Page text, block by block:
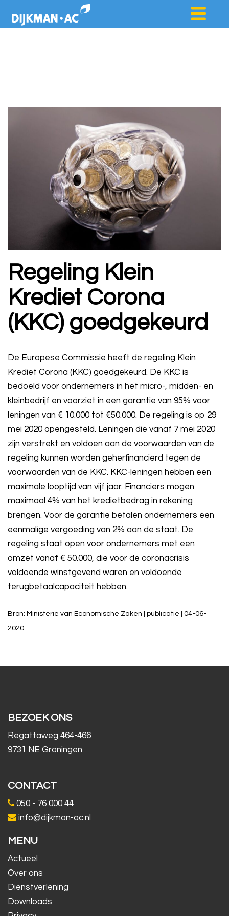
Regeling Klein
Krediet Corona
(KKC) goedgekeurd
De Europese Commissie heeft de regeling Klein
Krediet Corona (KKC) goedgekeurd. De KKC is
bedoeld voor ondernemers in het micro-, midden- en
kleinbedrijf en voorziet in een garantie van 95% voor
leningen van € 10.000 tot €50.000. De regeling is op 29
mei 2020 opengesteld. Leningen die vanaf 7 mei 2020
zijn verstrekt en voldoen aan de voorwaarden van de
regeling kunnen worden geherfinancierd tegen de
voorwaarden van de KKC. KKC-leningen hebben een
maximale looptijd van vijf jaar. Financiers mogen
maximaal 4% van het kredietbedrag in rekening
brengen. Voor de garantie betalen ondernemers een
eenmalige vergoeding van 2% aan de staat. De
regeling staat open voor ondernemers met een
omzet vanaf € 50.000, die voor de coronacrisis
voldoende winstgevend waren en voldoende
terugbetaalcapaciteit hebben.
Bron: Ministerie van Economische Zaken | publicatie | 04-06-
2020
BEZOEK ONS
Regattaweg 464-466
9731 NE Groningen
CONTACT
050 - 76 000 44
info@dijkman-ac.nl
MENU
Actueel
Over ons
Dienstverlening
Downloads